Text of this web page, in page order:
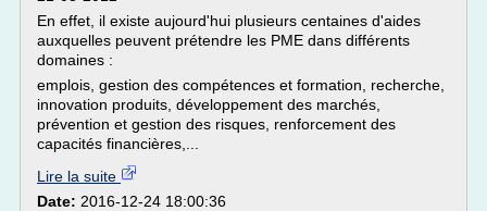
En effet, il existe aujourd'hui plusieurs centaines d'aides
auxquelles peuvent prétendre les PME dans différents
domaines :
emplois, gestion des compétences et formation, recherche,
innovation produits, développement des marchés,
prévention et gestion des risques, renforcement des
capacités financières,...
Lire la suite
Date: 2016-12-24 18:00:36